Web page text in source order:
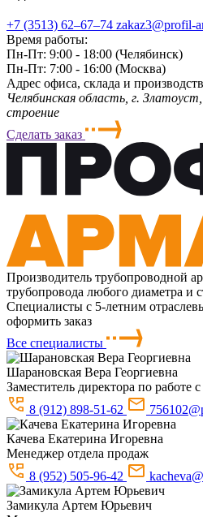
+7 (3513) 62‒67‒74 zakaz3@profil-
Время работы:
Пн-Пт: 9:00 - 18:00 (Челябинск)
Пн-Пт: 7:00 - 16:00 (Москва)
Адрес офиса, склада и
Челябинская область, г.
строение
Сделать заказ
Производитель трубопроводной
трубопровода любого диаметра и
Специалисты с 5-летним
оформить заказ
Все специалисты
Шарановская Вера Георгиевна
Заместитель директора по работе
8 (912) 898-51-62
Качева Екатерина Игоревна
Менеджер отдела продаж
8 (952) 505-96-42
Замикула Артем Юрьевич